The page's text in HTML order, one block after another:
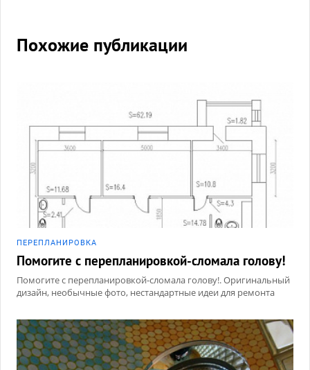
Похожие публикации
ПЕРЕПЛАНИРОВКА
Помогите с перепланировкой-сломала голову!
Помогите с перепланировкой-сломала голову!. Оригинальный
дизайн, необычные фото, нестандартные идеи для ремонта